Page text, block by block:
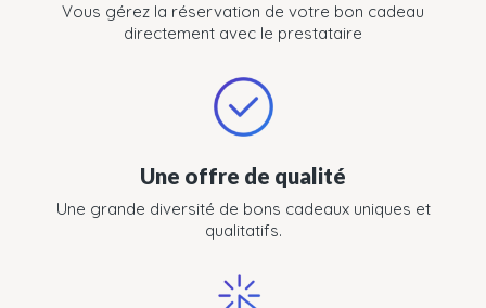
Vous gérez la réservation de votre bon cadeau
directement avec le prestataire
Une offre de qualité
Une grande diversité de bons cadeaux uniques et
qualitatifs.